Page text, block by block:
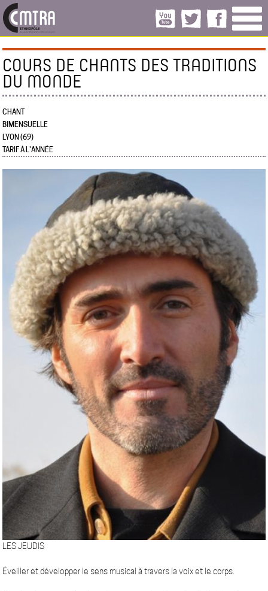
COURS DE CHANTS DES TRADITIONS
DU MONDE
CHANT
BIMENSUELLE
LYON (69)
TARIF À L'ANNÉE
LES JEUDIS
Éveiller et développer le sens musical à travers la voix et le corps.